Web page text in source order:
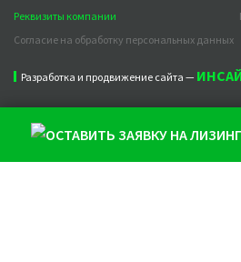
Реквизиты компании
Согласие на обработку персональных данных
Разработка и продвижение сайта —